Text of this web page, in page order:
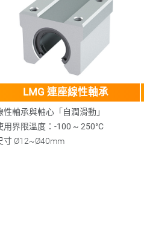
LMG 連座線性軸承
性軸承與軸心「自潤滑動」
用界限溫度：-100 ~ 250°C
寸 Ø12~Ø40mm